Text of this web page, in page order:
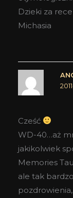
Dzieki za
Michasia
Cześć
WD-40…aż
jakikolwiek
Memories
ale tak
pozdrowienia,